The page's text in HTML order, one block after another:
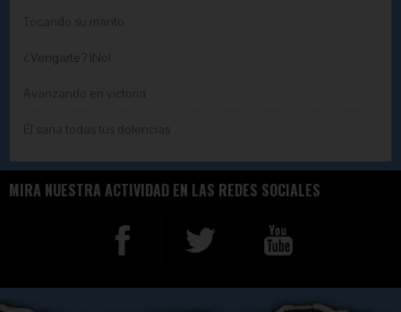
Tocando su manto
¿Vengarte? ¡No!
Avanzando en victoria
Él sana todas tus dolencias
MIRA NUESTRA ACTIVIDAD EN LAS REDES SOCIALES